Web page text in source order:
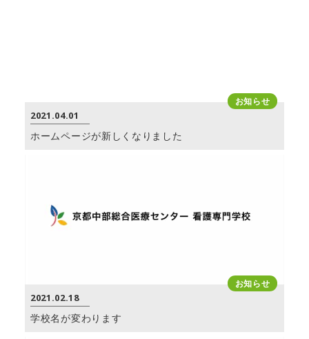
お知らせ
2021.04.01
ホームページが新しくなりました
お知らせ
2021.02.18
学校名が変わります